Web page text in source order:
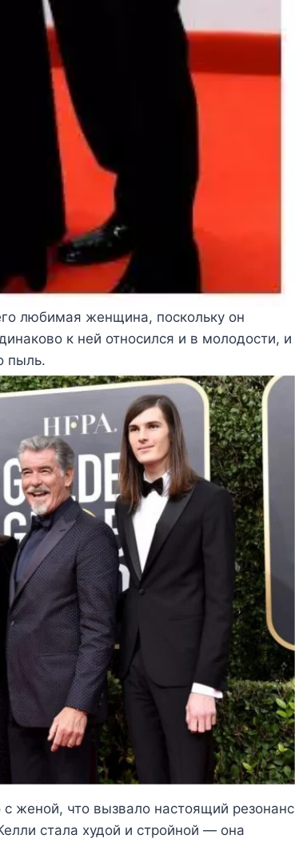
любимая женщина, поскольку он
к ней относился и в молодости, и
пыль.
женой, что вызвало настоящий резонанс
стала худой и стройной — она